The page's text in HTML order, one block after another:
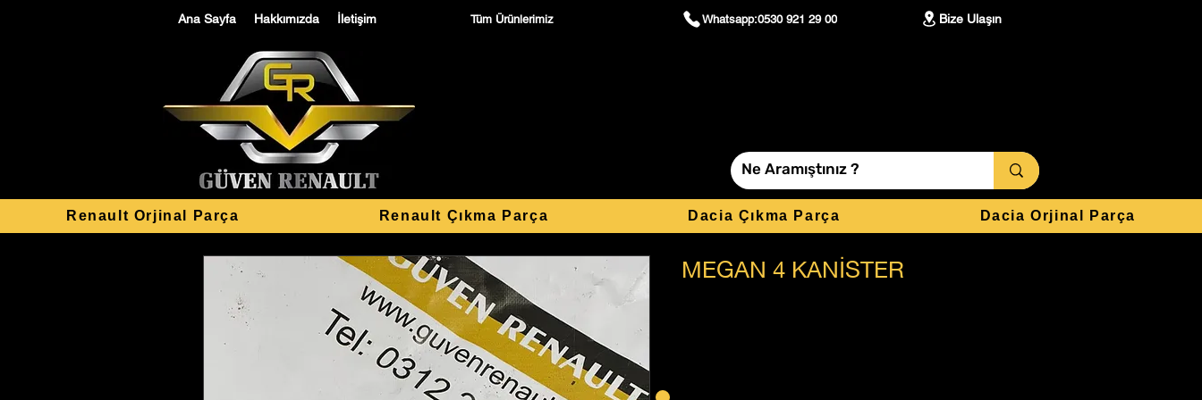
Ana Sayfa Hakkımızda İletişim Tüm Ürünlerimiz Whatsapp:0530 921 29 00 Bize Ulaşın
Renault Orjinal Parça Renault Çıkma Parça Dacia Çıkma Parça Dacia Orjinal Parça
MEGAN 4 KANİSTER